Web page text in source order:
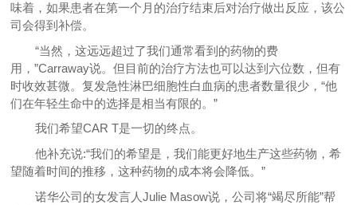
味着，如果患者在第一个月的治疗结束后对治疗做出反应，该公
司会得到补偿。
“当然，这远远超过了我们通常看到的药物的费
用，”Carraway说。但目前的治疗方法也可以达到六位数，但有
时收效甚微。复发急性淋巴细胞性白血病的患者数量很少，“他
们在年轻生命中的选择是相当有限的。”
我们希望CAR T是一切的终点。
他补充说:“我们的希望是，我们能更好地生产这些药物，希
望随着时间的推移，这种药物的成本将会降低。”
诺华公司的女发言人Julie Masow说，公司将“竭尽所能”帮